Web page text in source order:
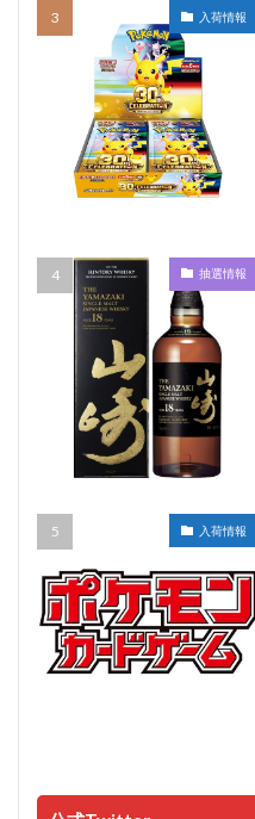
入荷情報
抽選情報
入荷情報